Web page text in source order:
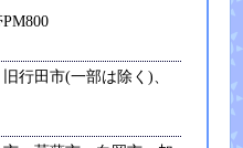
PM800
行田市(一部は除く)、